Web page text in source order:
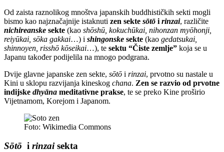
Od zaista raznolikog mnoštva japanskih buddhističkih sekti mogli
bismo kao najznačajnije istaknuti zen sekte sōtō i rinzai, različite
nichireanske sekte (kao shōshū, kokuchūkai, nihonzan myōhonji,
reiyūkai, sōka gakkai…) i shingonske sekte (kao gedatsukai,
shinnoyen, risshō kōseikai…), te sektu “Čiste zemlje” koja se u
Japanu također podijelila na mnogo podgrana.
Dvije glavne japanske zen sekte, sōtō i rinzai, prvotno su nastale u
Kini u sklopu razvijanja kineskog chana. Zen se razvio od prvotne
indijske dhyāna meditativne prakse, te se preko Kine proširio
Vijetnamom, Korejom i Japanom.
Foto: Wikimedia Commons
Sōtō i rinzaisekta